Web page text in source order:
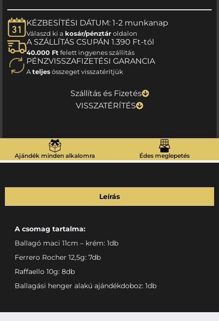
KÉZBESÍTÉSI DÁTUM: 1-2 munkanap
Válaszd ki a kosár/pénztároldalon
A SZÁLLÍTÁS CSUPÁN 1.390 Ft-tól
40.000 Ft felett ingyenes szállítás
PÉNZVISSZAFIZETÉSI GARANCIA
Ateljesösszeget visszatérítjük
Szállítás és Fizetés
VISSZATÉRÍTÉS
Ajándék minden alkalomra Édes meglepetés
Leírás
A csomag tartalma:
Ballagó maci 11cm – krém: 1db
Ferrero Rocher 12,5g: 7db
Raffaello 10g: 8db
Ballagási henger alakú ajándékdoboz: 1db